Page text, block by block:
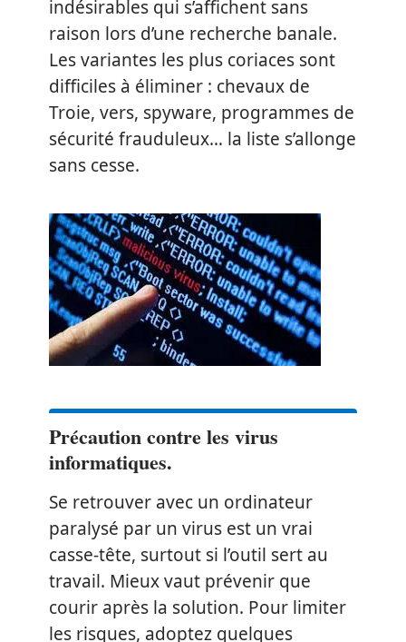
indésirables qui s’affichent sans
raison lors d’une recherche banale.
Les variantes les plus coriaces sont
difficiles à éliminer : chevaux de
Troie, vers, spyware, programmes de
sécurité frauduleux… la liste s’allonge
sans cesse.
Précaution contre les virus
informatiques.
Se retrouver avec un ordinateur
paralysé par un virus est un vrai
casse-tête, surtout si l’outil sert au
travail. Mieux vaut prévenir que
courir après la solution. Pour limiter
les risques, adoptez quelques